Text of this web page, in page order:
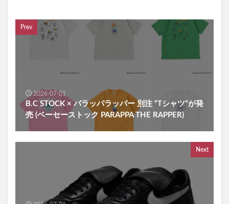
Prev
2026-07-01
B.C STOCK × パラッパラッパー 別注 “Tシャツ”が発
売 (ベーセーストック PARAPPA THE RAPPER)
Next